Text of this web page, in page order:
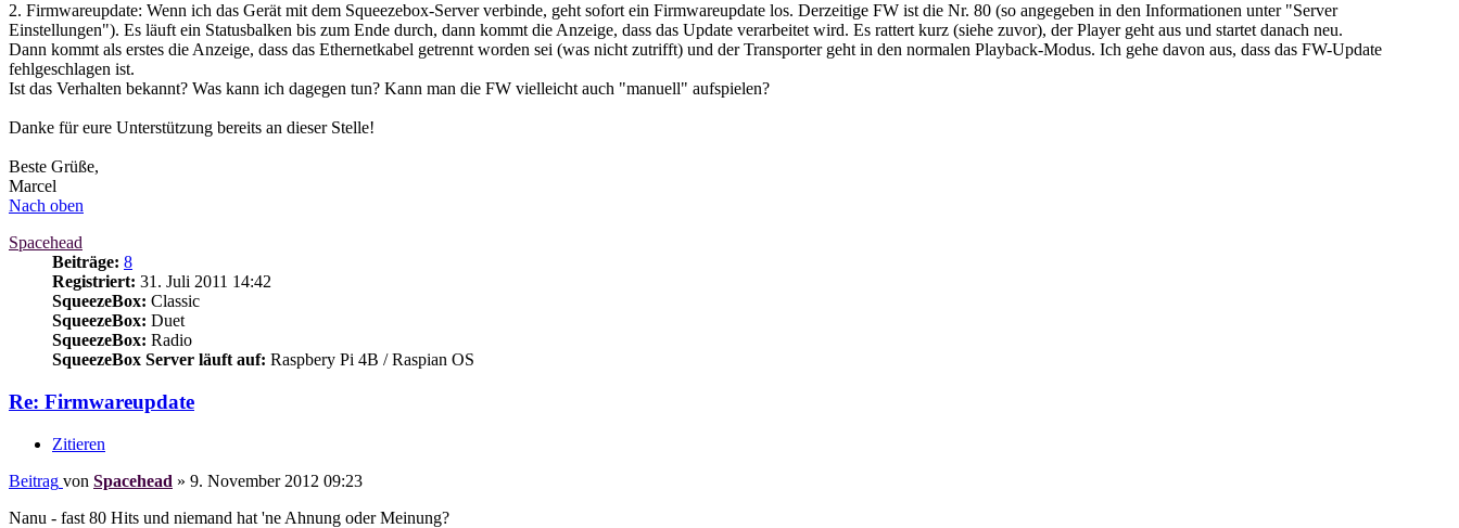
2. Firmwareupdate: Wenn ich das Gerät mit dem Squeezebox-Server verbinde, geht sofort ein Firmwareupdate los. Derzeitige FW ist die Nr. 80 (so angegeben in den Informationen unter "Server
Einstellungen"). Es läuft ein Statusbalken bis zum Ende durch, dann kommt die Anzeige, dass das Update verarbeitet wird. Es rattert kurz (siehe zuvor), der Player geht aus und startet danach neu.
Dann kommt als erstes die Anzeige, dass das Ethernetkabel getrennt worden sei (was nicht zutrifft) und der Transporter geht in den normalen Playback-Modus. Ich gehe davon aus, dass das FW-Update
fehlgeschlagen ist.
Ist das Verhalten bekannt? Was kann ich dagegen tun? Kann man die FW vielleicht auch "manuell" aufspielen?
Danke für eure Unterstützung bereits an dieser Stelle!
Beste Grüße,
Marcel
Nach oben
Spacehead
Beiträge: 8
Registriert: 31. Juli 2011 14:42
SqueezeBox: Classic
SqueezeBox: Duet
SqueezeBox: Radio
SqueezeBox Server läuft auf: Raspbery Pi 4B / Raspian OS
Re: Firmwareupdate
Zitieren
Beitrag von Spacehead » 9. November 2012 09:23
Nanu - fast 80 Hits und niemand hat 'ne Ahnung oder Meinung?